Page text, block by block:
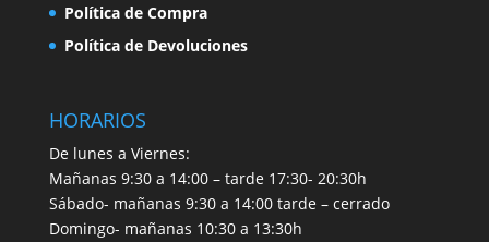
Política de Compra
Política de Devoluciones
HORARIOS
De lunes a Viernes:
Mañanas 9:30 a 14:00 – tarde 17:30- 20:30h
Sábado- mañanas 9:30 a 14:00 tarde – cerrado
Domingo- mañanas 10:30 a 13:30h